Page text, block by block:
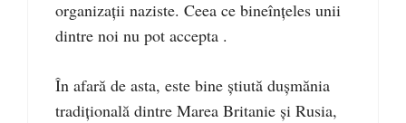
organizații naziste. Ceea ce bineînțeles unii
dintre noi nu pot accepta .
În afară de asta, este bine știută dușmănia
tradițională dintre Marea Britanie și Rusia,